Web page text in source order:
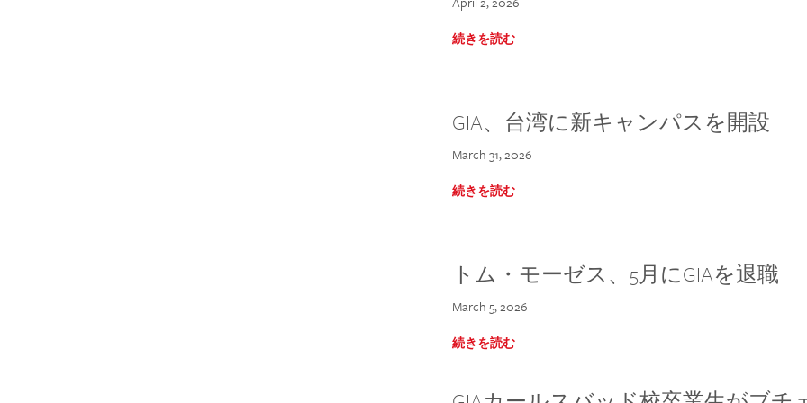
続きを読む
GIA、台湾に新キャンパスを開設
March 31, 2026
続きを読む
トム・モーゼス、5月にGIAを退職
March 5, 2026
続きを読む